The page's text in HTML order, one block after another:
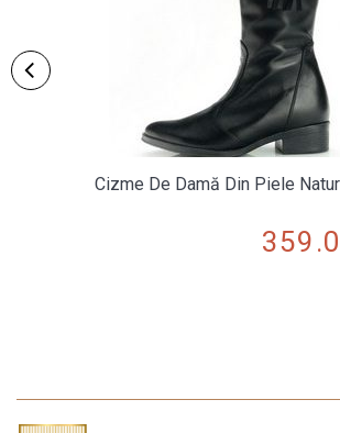
Cizme De Damă Din Piele